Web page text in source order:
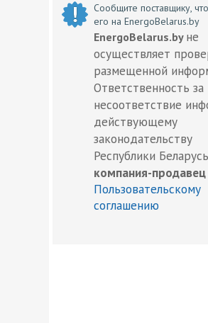
Сообщите поставщику,
его на EnergoBelarus.by
EnergoBelarus.by не
осуществляет
размещенной
Ответственность за
несоответствие
действующему
законодательству
Республики
компания-продавец
Пользовательскому
соглашению